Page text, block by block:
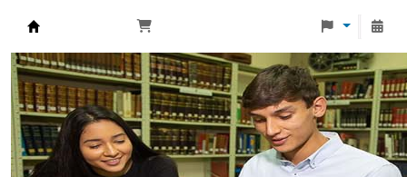
Biblioteca Universidad Monteávila